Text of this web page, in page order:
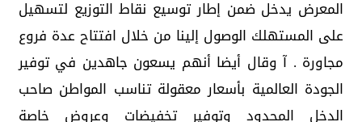
المعرض يدخل ضمن إطار توسيع نقاط التوزيع لتسهيل
على المستهلك الوصول إلينا من خلال افتتاح عدة فروع
مجاورة . آ وقال أيضا أنهم يسعون جاهدين في توفير
الجودة العالمية بأسعار معقولة تناسب المواطن صاحب
الدخل المحدود وتوفير تخفيضات وعروض خاصة